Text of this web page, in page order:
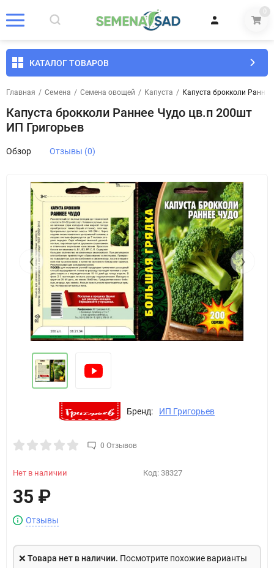
0
КАТАЛОГ ТОВАРОВ
Главная / Семена / Семена овощей / Капуста / Капуста брокколи
Капуста брокколи Раннее Чудо цв.п 200шт
ИП Григорьев
Обзор Отзывы (0)
‹ ›
Бренд: ИП Григорьев
0 Отзывов
Нет в наличии Код: 38327
35 ₽
Отзывы
❌ Товара нет в наличии. Посмотрите похожие варианты